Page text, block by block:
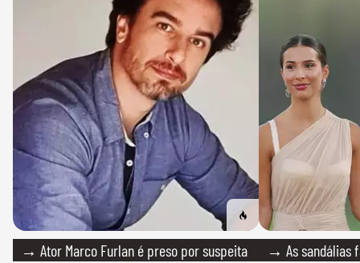
→ Ator Marco Furlan é preso por suspeita → As sandálias